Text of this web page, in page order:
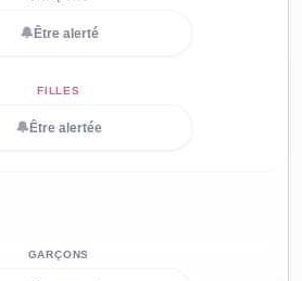
🔔 Être alerté
🔔 Être alertée